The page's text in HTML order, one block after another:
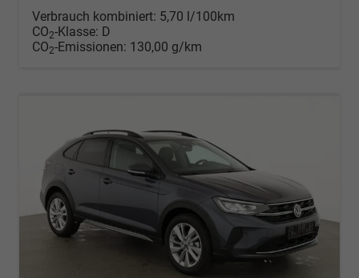
Verbrauch kombiniert: 5,70 l/100km
CO2-Klasse: D
CO2-Emissionen: 130,00 g/km